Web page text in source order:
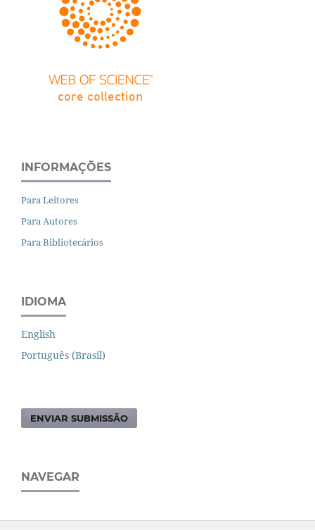
INFORMAÇÕES
Para Leitores
Para Autores
Para Bibliotecários
IDIOMA
English
Português (Brasil)
ENVIAR SUBMISSÃO
NAVEGAR